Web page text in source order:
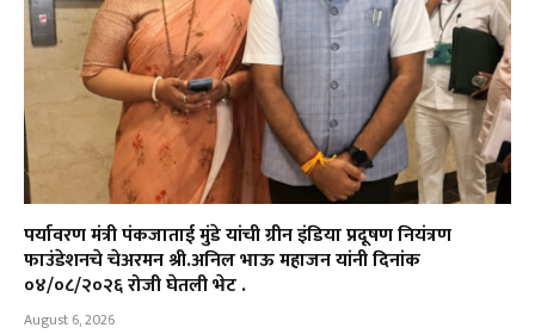
पर्यावरण मंत्री पंकजाताई मुंडे यांची ग्रीन इंडिया प्रदूषण नियंत्रण
फाउंडेशनचे चेअरमन श्री.अनिल भाऊ महाजन यांनी दिनांक
०४/०८/२०२६ रोजी घेतली भेट .
August 6, 2026